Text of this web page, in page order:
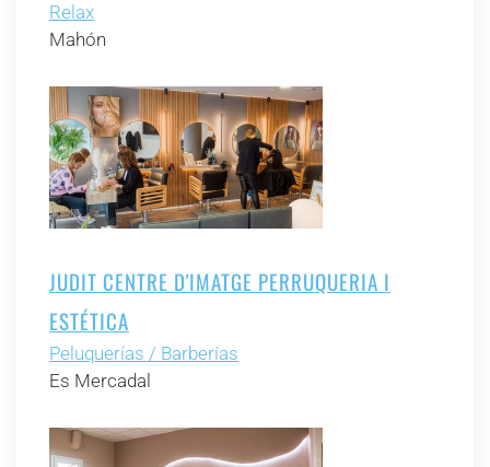
Relax
Mahón
JUDIT CENTRE D'IMATGE PERRUQUERIA I
ESTÉTICA
Peluquerías / Barberías
Es Mercadal